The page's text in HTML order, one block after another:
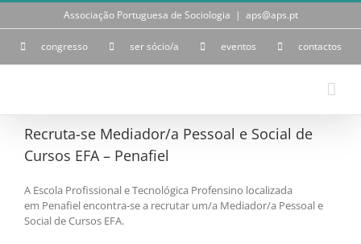
Skip
Associação Portuguesa de Sociologia | aps@aps.pt
congresso ser sócio/a eventos contactos
Recruta-se Mediador/a Pessoal e Social de
Cursos EFA – Penafiel
A Escola Profissional e Tecnológica Profensino localizada
em Penafiel encontra-se a recrutar um/a Mediador/a Pessoal e
Social de Cursos EFA.